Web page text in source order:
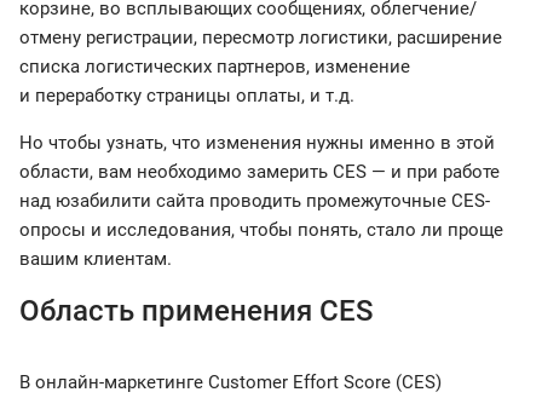
корзине, во всплывающих сообщениях, облегчение/
отмену регистрации, пересмотр логистики, расширение
списка логистических партнеров, изменение
и переработку страницы оплаты, и т.д.
Но чтобы узнать, что изменения нужны именно в этой
области, вам необходимо замерить CES — и при работе
над юзабилити сайта проводить промежуточные CES-
опросы и исследования, чтобы понять, стало ли проще
вашим клиентам.
Область применения CES
В онлайн-маркетинге Customer Effort Score (CES)